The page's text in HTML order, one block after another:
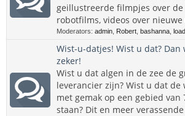
geillustreerde filmpjes over
robotfilms, videos over
Moderators: admin Robert bashanna
Wist-u-datjes! Wist u dat? Dan
zeker!
Wist u dat algen in de zee de
leverancier zijn? Wist u dat de
met gemak op een gebied van
staan? Dit en meer